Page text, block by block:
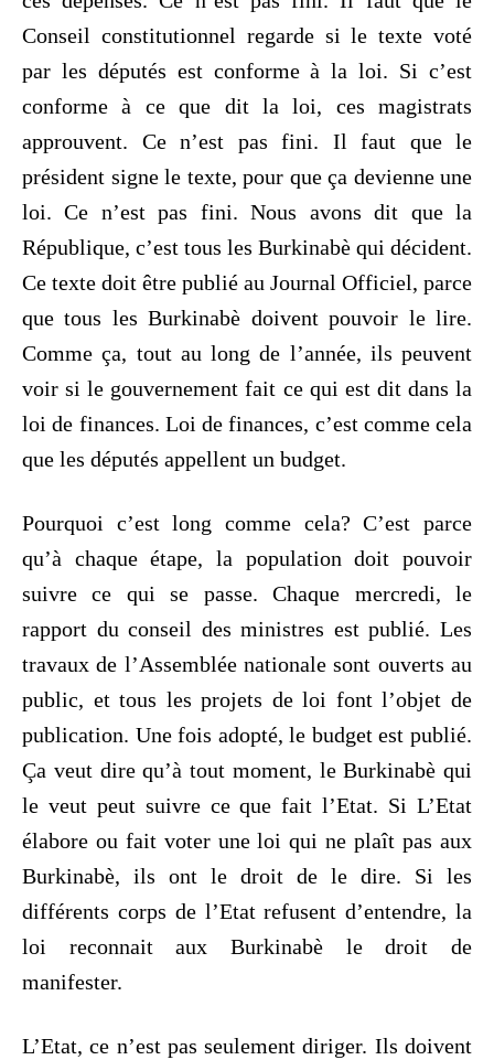
Conseil constitutionnel regarde si le texte voté
par les députés est conforme à la loi. Si c’est
conforme à ce que dit la loi, ces magistrats
approuvent. Ce n’est pas fini. Il faut que le
président signe le texte, pour que ça devienne une
loi. Ce n’est pas fini. Nous avons dit que la
République, c’est tous les Burkinabè qui décident.
Ce texte doit être publié au Journal Officiel, parce
que tous les Burkinabè doivent pouvoir le lire.
Comme ça, tout au long de l’année, ils peuvent
voir si le gouvernement fait ce qui est dit dans la
loi de finances. Loi de finances, c’est comme cela
que les députés appellent un budget.
Pourquoi c’est long comme cela? C’est parce
qu’à chaque étape, la population doit pouvoir
suivre ce qui se passe. Chaque mercredi, le
rapport du conseil des ministres est publié. Les
travaux de l’Assemblée nationale sont ouverts au
public, et tous les projets de loi font l’objet de
publication. Une fois adopté, le budget est publié.
Ça veut dire qu’à tout moment, le Burkinabè qui
le veut peut suivre ce que fait l’Etat. Si L’Etat
élabore ou fait voter une loi qui ne plaît pas aux
Burkinabè, ils ont le droit de le dire. Si les
différents corps de l’Etat refusent d’entendre, la
loi reconnait aux Burkinabè le droit de
manifester.
L’Etat, ce n’est pas seulement diriger. Ils doivent